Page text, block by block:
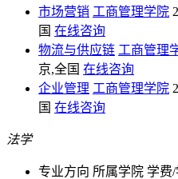
市场营销 工商管理学院
国 在线咨询
物流与供应链 工商管理
京,全国 在线咨询
企业管理 工商管理学院
国 在线咨询
法学
专业方向 所属学院 学费/